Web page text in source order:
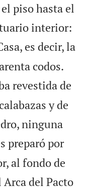
piso hasta el
interior:
es decir, la
codos.
revestida de
y de
ninguna
preparó por
al fondo de
del Pacto